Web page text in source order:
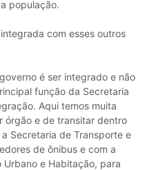
população.
com esses outros
é ser integrado e não
função da Secretaria
Aqui temos muita
órgão e de transitar dentro
Secretaria de Transporte e
de ônibus e com a
e Habitação, para